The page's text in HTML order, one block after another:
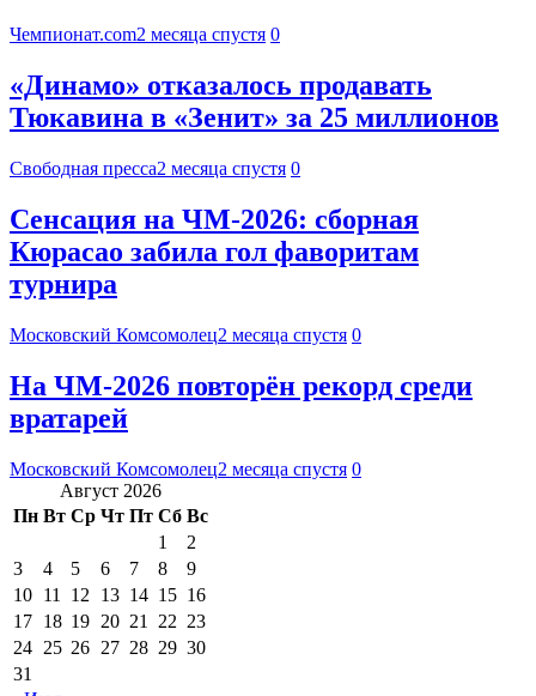
Чемпионат.com2 месяца спустя 0
«Динамо» отказалось продавать
Тюкавина в «Зенит» за 25 миллионов
Свободная пресса2 месяца спустя 0
Сенсация на ЧМ-2026: сборная
Кюрасао забила гол фаворитам
турнира
Московский Комсомолец2 месяца спустя 0
На ЧМ-2026 повторён рекорд среди
вратарей
Московский Комсомолец2 месяца спустя 0
Август 2026
Пн Вт Ср Чт Пт Сб Вс
1
2
3
4 5 6 7 8
9
10 11 12 13 14 15 16
17 18 19 20 21 22 23
24 25 26 27 28 29 30
31